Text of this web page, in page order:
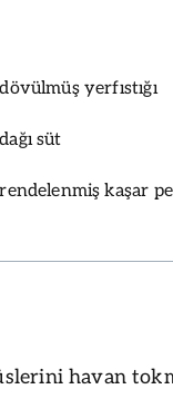
yerfıstığı
süt
rendelenmiş kaşar
havan